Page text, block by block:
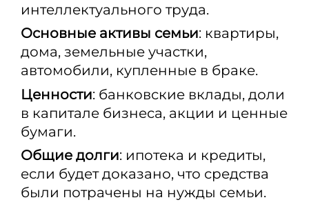
интеллектуального труда.
Основные активы семьи: квартиры,
дома, земельные участки,
автомобили, купленные в браке.
Ценности: банковские вклады, доли
в капитале бизнеса, акции и ценные
бумаги.
Общие долги: ипотека и кредиты,
если будет доказано, что средства
были потрачены на нужды семьи.